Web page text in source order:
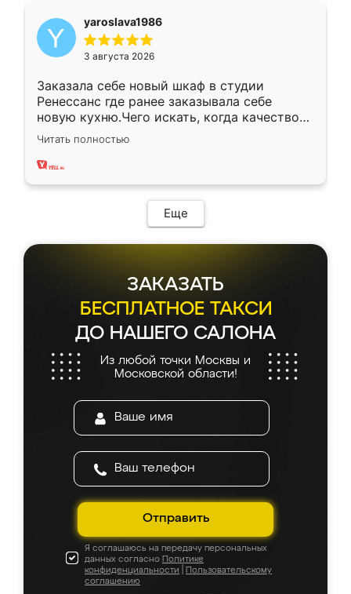
yaroslava1986
3 августа 2026
Заказала себе новый шкаф в студии
Ренессанс где ранее заказывала себе
новую кухню.Чего искать, когда качеством
вполне довольна. Служит кухня уже почти
два года, нареканий нет.
Читать полностью
Еще
ЗАКАЗАТЬ
БЕСПЛАТНОЕ ТАКСИ
ДО НАШЕГО САЛОНА
Из любой точки Москвы и
Московской области!
Отправить
Я соглашаюсь на передачу персональных
данных согласно Политике
конфиденциальности
Пользовательскому
соглашению